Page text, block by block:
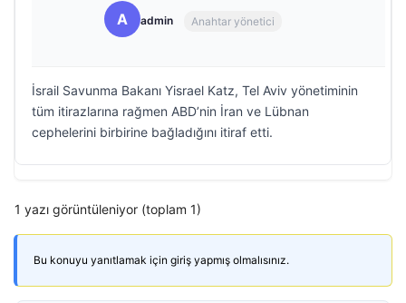
A admin Anahtar yönetici
İsrail Savunma Bakanı Yisrael Katz, Tel Aviv yönetiminin
tüm itirazlarına rağmen ABD’nin İran ve Lübnan
cephelerini birbirine bağladığını itiraf etti.
1 yazı görüntüleniyor (toplam 1)
Bu konuyu yanıtlamak için giriş yapmış olmalısınız.